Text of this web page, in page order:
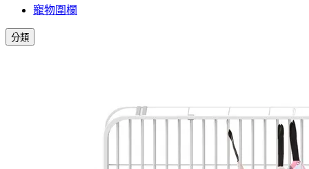
寵物圍欄
分類